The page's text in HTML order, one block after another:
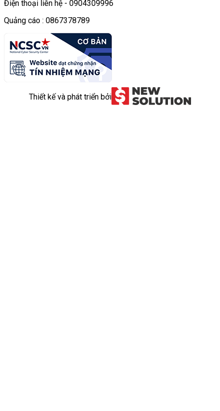
Điện thoại liên hệ - 0904309996
Quảng cáo : 0867378789
Thiết kế và phát triển bởi